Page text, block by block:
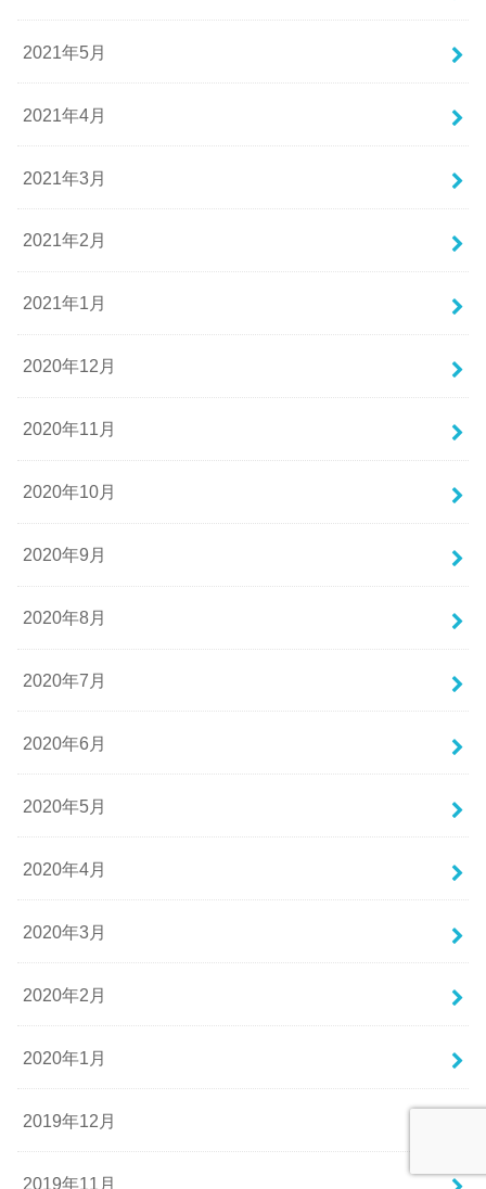
2021年5月
2021年4月
2021年3月
2021年2月
2021年1月
2020年12月
2020年11月
2020年10月
2020年9月
2020年8月
2020年7月
2020年6月
2020年5月
2020年4月
2020年3月
2020年2月
2020年1月
2019年12月
2019年11月